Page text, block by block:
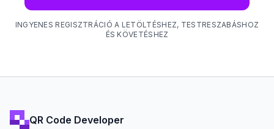
INGYENES REGISZTRÁCIÓ A LETÖLTÉSHEZ, TESTRESZABÁSHOZ
ÉS KÖVETÉSHEZ
QR Code Developer